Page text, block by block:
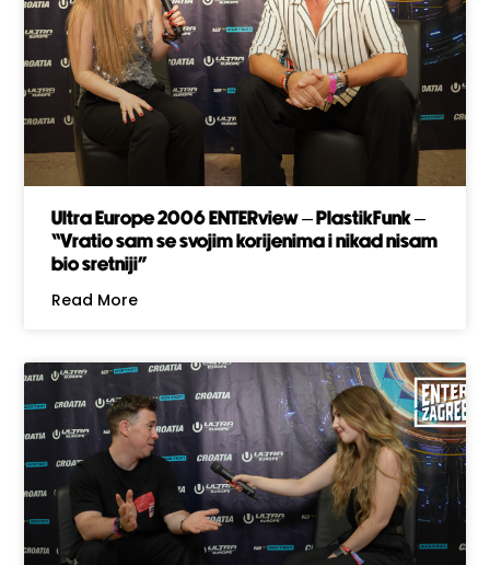
Ultra Europe 2006 ENTERview – PlastikFunk –
“Vratio sam se svojim korijenima i nikad nisam
bio sretniji”
Read More